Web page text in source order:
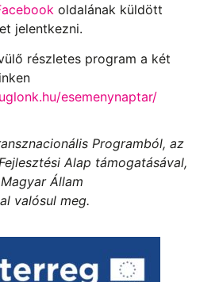
oldalának küldött
jelentkezni.
részletes program a két
esemenynaptar/
Programból, az
Alap támogatásával,
Állam
valósul meg.